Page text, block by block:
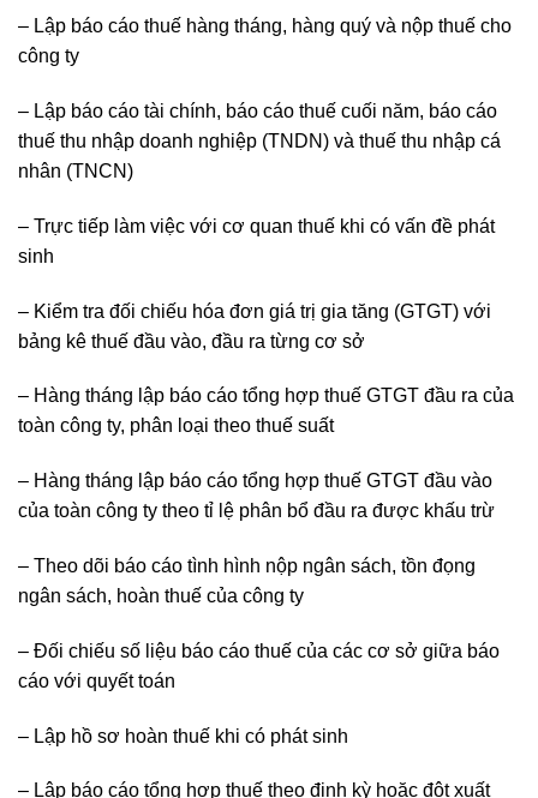
– Lập báo cáo thuế hàng tháng, hàng quý và nộp thuế cho
công ty
– Lập báo cáo tài chính, báo cáo thuế cuối năm, báo cáo
thuế thu nhập doanh nghiệp (TNDN) và thuế thu nhập cá
nhân (TNCN)
– Trực tiếp làm việc với cơ quan thuế khi có vấn đề phát
sinh
– Kiểm tra đối chiếu hóa đơn giá trị gia tăng (GTGT) với
bảng kê thuế đầu vào, đầu ra từng cơ sở
– Hàng tháng lập báo cáo tổng hợp thuế GTGT đầu ra của
toàn công ty, phân loại theo thuế suất
– Hàng tháng lập báo cáo tổng hợp thuế GTGT đầu vào
của toàn công ty theo tỉ lệ phân bổ đầu ra được khấu trừ
– Theo dõi báo cáo tình hình nộp ngân sách, tồn đọng
ngân sách, hoàn thuế của công ty
– Đối chiếu số liệu báo cáo thuế của các cơ sở giữa báo
cáo với quyết toán
– Lập hồ sơ hoàn thuế khi có phát sinh
– Lập báo cáo tổng hợp thuế theo định kỳ hoặc đột xuất